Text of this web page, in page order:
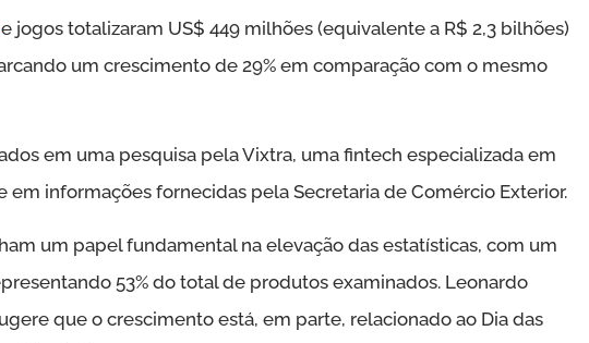
e jogos totalizaram US$ 449 milhões (equivalente a R$ 2,3 bilhões)
um crescimento de 29% em comparação com o mesmo
em uma pesquisa pela Vixtra, uma fintech especializada em
em informações fornecidas pela Secretaria de Comércio Exterior.
um papel fundamental na elevação das estatísticas, com um
53% do total de produtos examinados. Leonardo
que o crescimento está, em parte, relacionado ao Dia das